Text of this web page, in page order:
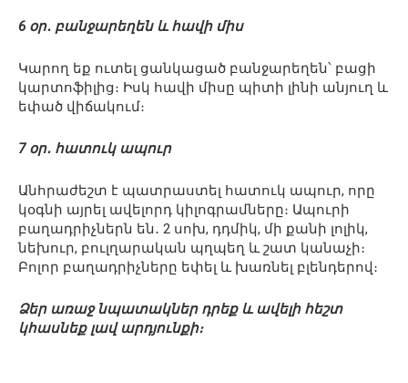
6 օր․ բանջարեղեն և հավի միս
Կարող եք ուտել ցանկացած բանջարեղեն՝ բացի
կարտոֆիլից։ Իսկ հավի միսը պիտի լինի անյուղ և
եփած վիճակում։
7 օր․ հատուկ ապուր
Անհրաժեշտ է պատրաստել հատուկ ապուր, որը
կօգնի այրել ավելորդ կիլոգրամները։ Ապուրի
բաղադրիչներն են․ 2 սոխ, դդմիկ, մի քանի լոլիկ,
նեխուր, բուլղարական պղպեղ և շատ կանաչի։
Բոլոր բաղադրիչները եփել և խառնել բլենդերով։
Ձեր առաջ նպատակներ դրեք և ավելի հեշտ
կհասնեք լավ արդյունքի։